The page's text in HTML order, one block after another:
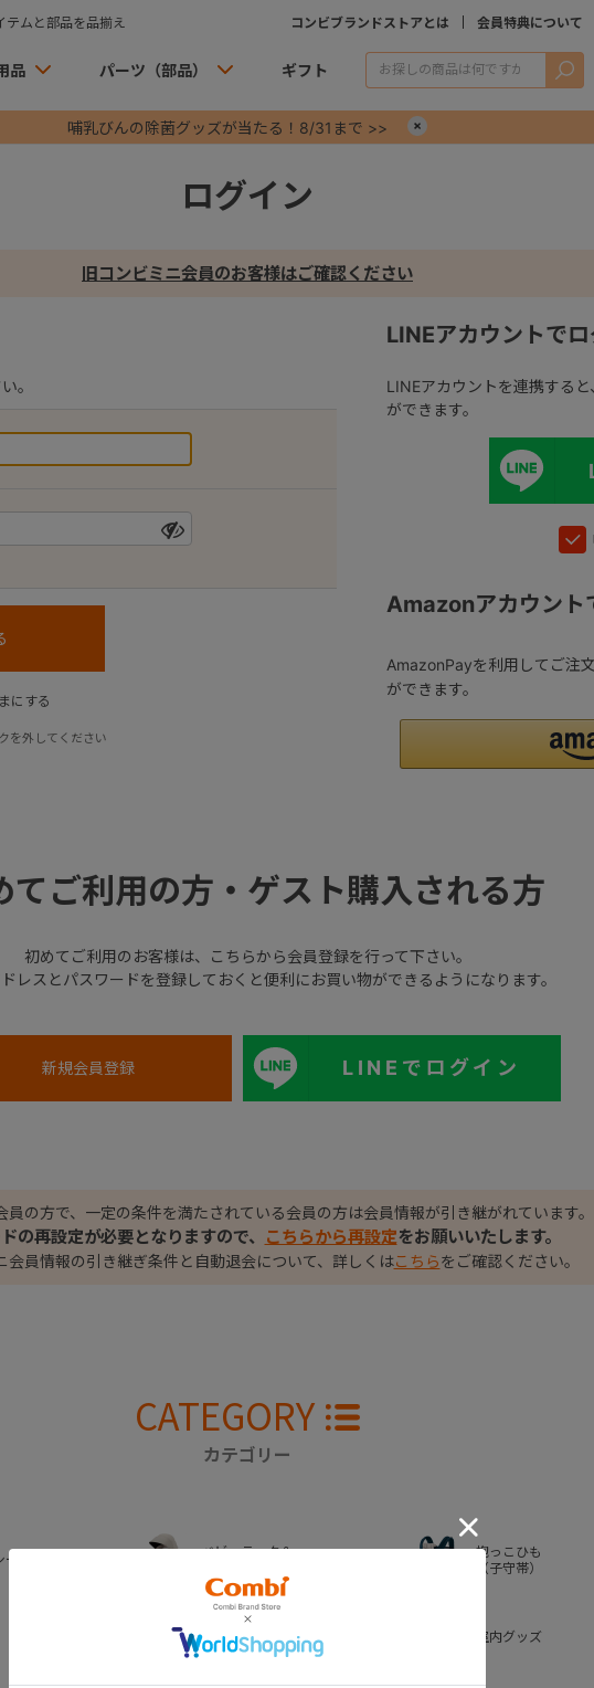
ムと部品を品揃え コンビブランドストアとは 会員特典について
品 パーツ（部品） ギフト 検索
哺乳びんの除菌グッズが当たる！8/31まで >>
ログイン
旧コンビミニ会員のお客様はご確認ください
。
にする
を外してください
LINEアカウントで
LINEアカウントを連携する
ができます。
Amazonアカウント
AmazonPayを利用してご注
ができます。
てご利用の方・ゲスト購入される方
初めてご利用のお客様は、こちらから会員登録を行って下さい。
レスとパスワードを登録しておくと便利にお買い物ができるようになります。
LINEでログイン
員の方で、一定の条件を満たされている会員の方は会員情報が引き継がれています。
の再設定が必要となりますので、 こちらから再設定をお願いいたします。
会員情報の引き継ぎ条件と自動退会について、詳しくはこちらをご確認ください。
CATEGORY
カテゴリー
ト
ベビーラック＆
抱っこひも
（子守帯）
おむつ・
トイレグッズ
室内グッズ